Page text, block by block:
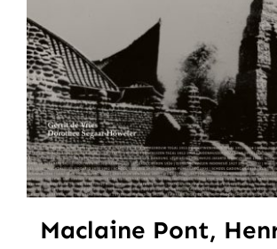
Maclaine Pont,